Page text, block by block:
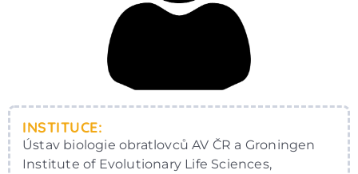
INSTITUCE:
Ústav biologie obratlovců AV ČR a Groningen
Institute of Evolutionary Life Sciences,